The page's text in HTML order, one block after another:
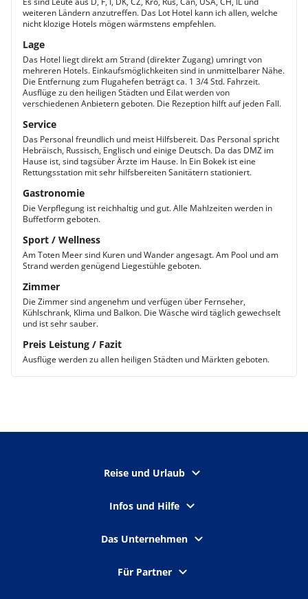
weiteren Ländern anzutreffen. Das Lot Hotel kann ich allen, welche
nicht klozige Hotels mögen wärmstens empfehlen.
Lage
Das Hotel liegt direkt am Strand (direkter Zugang) umringt von
mehreren Hotels. Einkaufsmöglichkeiten sind in unmittelbarer Nähe.
Die Entfernung zum Flugahefen beträgt ca. 1 3/4 Std. Fahrzeit.
Ausflüge zu den heiligen Städten und Eilat werden von
verschiedenen Anbietern geboten. Die Rezeption hilft auf jeden Fall.
Service
Das Personal freundlich und meist Hilfsbereit. Das Personal spricht
Hebräisch, Russisch, Englisch und einige Deutsch. Da das DMZ im
Hause ist, sind tagsüber Ärzte im Hause. In Ein Bokek ist eine
Rettungsstation mit sehr hilfsbereiten Sanitätern stationiert.
Gastronomie
Die Verpflegung ist reichhaltig und gut. Alle Mahlzeiten werden in
Buffetform geboten.
Sport / Wellness
Am Toten Meer sind Kuren und Wander angesagt. Am Pool und am
Strand werden genügend Liegestühle geboten.
Zimmer
Die Zimmer sind angenehm und verfügen über Fernseher,
Kühlschrank, Klima und Balkon. Die Wäsche wird täglich gewechselt
und ist sehr sauber.
Preis Leistung / Fazit
Ausflüge werden zu allen heiligen Städten und Märkten geboten.
Reise und Urlaub
Infos und Hilfe
Das Unternehmen
Für Partner